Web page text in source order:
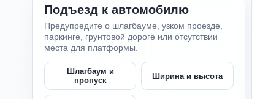
Подъезд к автомобилю
Предупредите о шлагбауме, узком проезде,
паркинге, грунтовой дороге или отсутствии
места для платформы.
Шлагбаум и
пропуск
Ширина и высота